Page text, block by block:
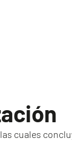
cuales